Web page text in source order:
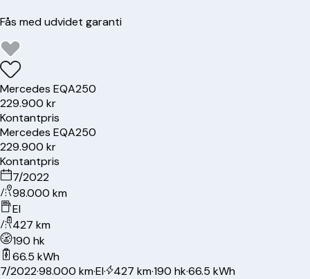
Fås med udvidet garanti
Mercedes EQA250
229.900 kr
Kontantpris
Mercedes EQA250
229.900 kr
Kontantpris
7/2022
98.000 km
El
427 km
190 hk
66.5 kWh
7/2022·98.000 km·El· 427 km·190 hk·66.5 kWh